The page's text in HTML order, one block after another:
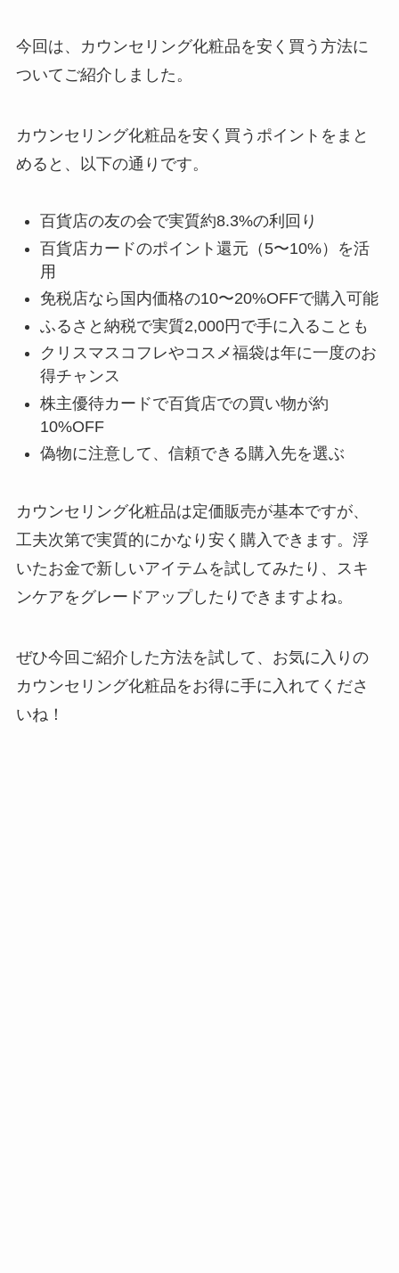
今回は、カウンセリング化粧品を安く買う方法に
ついてご紹介しました。
カウンセリング化粧品を安く買うポイントをまと
めると、以下の通りです。
百貨店の友の会で実質約8.3%の利回り
百貨店カードのポイント還元（5〜10%）を活
用
免税店なら国内価格の10〜20%OFFで購入可能
ふるさと納税で実質2,000円で手に入ることも
クリスマスコフレやコスメ福袋は年に一度のお
得チャンス
株主優待カードで百貨店での買い物が約
10%OFF
偽物に注意して、信頼できる購入先を選ぶ
カウンセリング化粧品は定価販売が基本ですが、
工夫次第で実質的にかなり安く購入できます。浮
いたお金で新しいアイテムを試してみたり、スキ
ンケアをグレードアップしたりできますよね。
ぜひ今回ご紹介した方法を試して、お気に入りの
カウンセリング化粧品をお得に手に入れてくださ
いね！